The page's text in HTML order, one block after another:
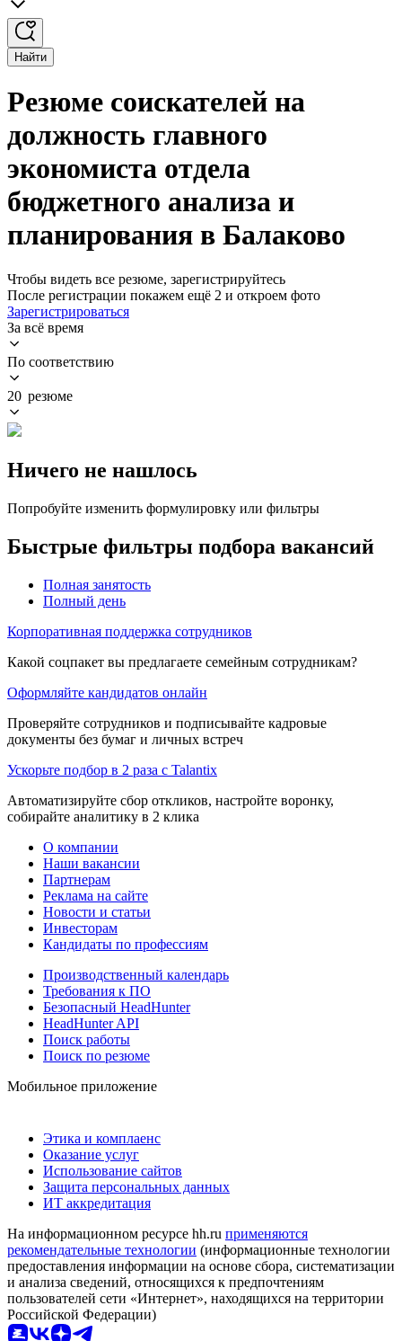
Найти
Резюме соискателей на
должность главного
экономиста отдела
бюджетного анализа и
планирования в Балаково
Чтобы видеть все резюме, зарегистрируйтесь
После регистрации покажем ещё 2 и откроем фото
Зарегистрироваться
За всё время
По соответствию
20 резюме
Ничего не нашлось
Попробуйте изменить формулировку или фильтры
Быстрые фильтры подбора вакансий
Полная занятость
Полный день
Корпоративная поддержка сотрудников
Какой соцпакет вы предлагаете семейным сотрудникам?
Оформляйте кандидатов онлайн
Проверяйте сотрудников и подписывайте кадровые
документы без бумаг и личных встреч
Ускорьте подбор в 2 раза с Talantix
Автоматизируйте сбор откликов, настройте воронку,
собирайте аналитику в 2 клика
О компании
Наши вакансии
Партнерам
Реклама на сайте
Новости и статьи
Инвесторам
Кандидаты по профессиям
Производственный календарь
Требования к ПО
Безопасный HeadHunter
HeadHunter API
Поиск работы
Поиск по резюме
Мобильное приложение
Этика и комплаенс
Оказание услуг
Использование сайтов
Защита персональных данных
ИТ аккредитация
На информационном ресурсе hh.ru применяются
рекомендательные технологии (информационные технологии
предоставления информации на основе сбора, систематизации
и анализа сведений, относящихся к предпочтениям
пользователей сети «Интернет», находящихся на территории
Российской Федерации)